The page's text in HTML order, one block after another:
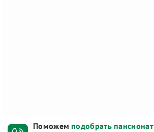
Поможем подобрать пансионат